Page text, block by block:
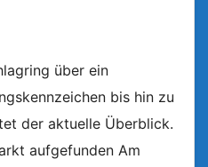
über ein
bis hin zu
der aktuelle Überblick.
aufgefunden Am